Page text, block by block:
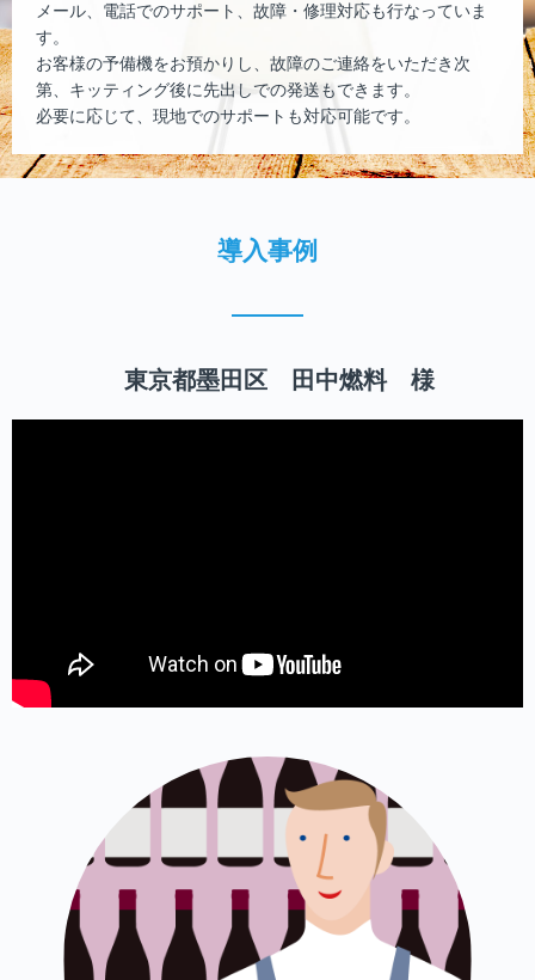
メール、電話でのサポート、故障・修理対応も行なっていま
す。
お客様の予備機をお預かりし、故障のご連絡をいただき次
第、キッティング後に先出しでの発送もできます。
必要に応じて、現地でのサポートも対応可能です。
導入事例
東京都墨田区 田中燃料 様